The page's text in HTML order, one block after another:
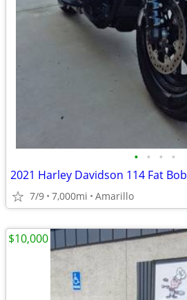
• • • •
2021 Harley Davidson 114 Fat Bob
7/9 7,000mi Amarillo
$10,000